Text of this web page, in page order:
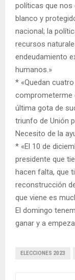
políticas que nos
blanco y
nacional; la
recursos
endeudamiento
humanos.»
* «Quedan
comprometerme
última gota de
triunfo de Unión
Necesito de la
* «El 10 de
presidente que
hacen falta, que
reconstrucción
que viene es
El domingo
ganar y a
ELECCIONES 2023